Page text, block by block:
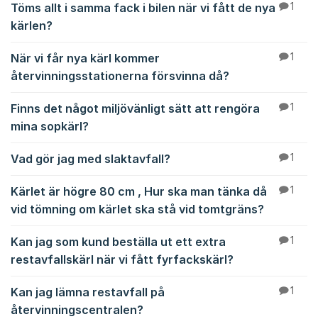
Töms allt i samma fack i bilen när vi fått de nya
kärlen?
1
När vi får nya kärl kommer
återvinningsstationerna försvinna då?
1
Finns det något miljövänligt sätt att rengöra
mina sopkärl?
1
Vad gör jag med slaktavfall? 1
Kärlet är högre 80 cm , Hur ska man tänka då
vid tömning om kärlet ska stå vid tomtgräns?
1
Kan jag som kund beställa ut ett extra
restavfallskärl när vi fått fyrfackskärl?
1
Kan jag lämna restavfall på
återvinningscentralen?
1